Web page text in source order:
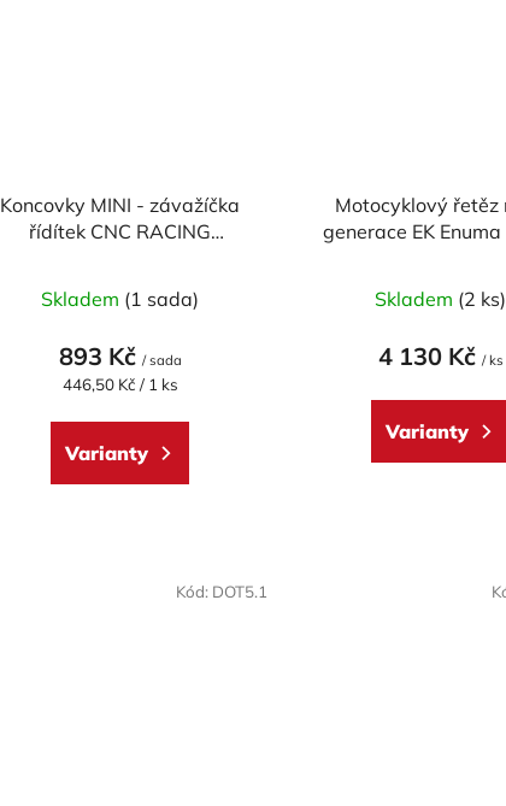
Koncovky MINI - závažíčka
řídítek CNC RACING
Skladem (1 sada)
893 Kč / sada
Měrná
446,50 Kč / 1 ks
Varianty
Motocyklový řetěz
generace EK
Skladem (2 ks)
4 130 Kč / ks
Varianty
Kód: DOT5.1